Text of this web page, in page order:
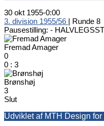
30 okt 1955-0:00
3. division 1955/56 | Runde 8
Pausestilling: -
Fremad Amager
0
0 : 3
Brønshøj
3
Slut
Udviklet af MTH Design